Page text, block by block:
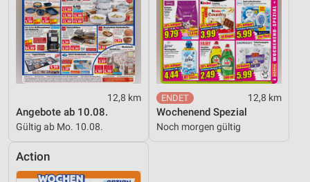
12,8 km
Angebote ab 10.08.
Gültig ab Mo. 10.08.
12,8 km
Wochenend Spezial
Noch morgen gültig
Action